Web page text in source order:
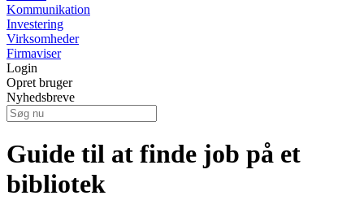
Kommunikation
Investering
Virksomheder
Firmaviser
Login
Opret bruger
Nyhedsbreve
Guide til at finde job på et
bibliotek